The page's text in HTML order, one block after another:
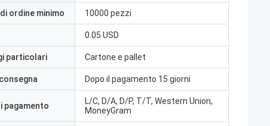
ordine minimo 10000 pezzi
0.05 USD
particolari Cartone e pallet
Dopo il pagamento 15 giorni
pagamento
L/C, D/A, D/P, T/T, Western Union,
MoneyGram